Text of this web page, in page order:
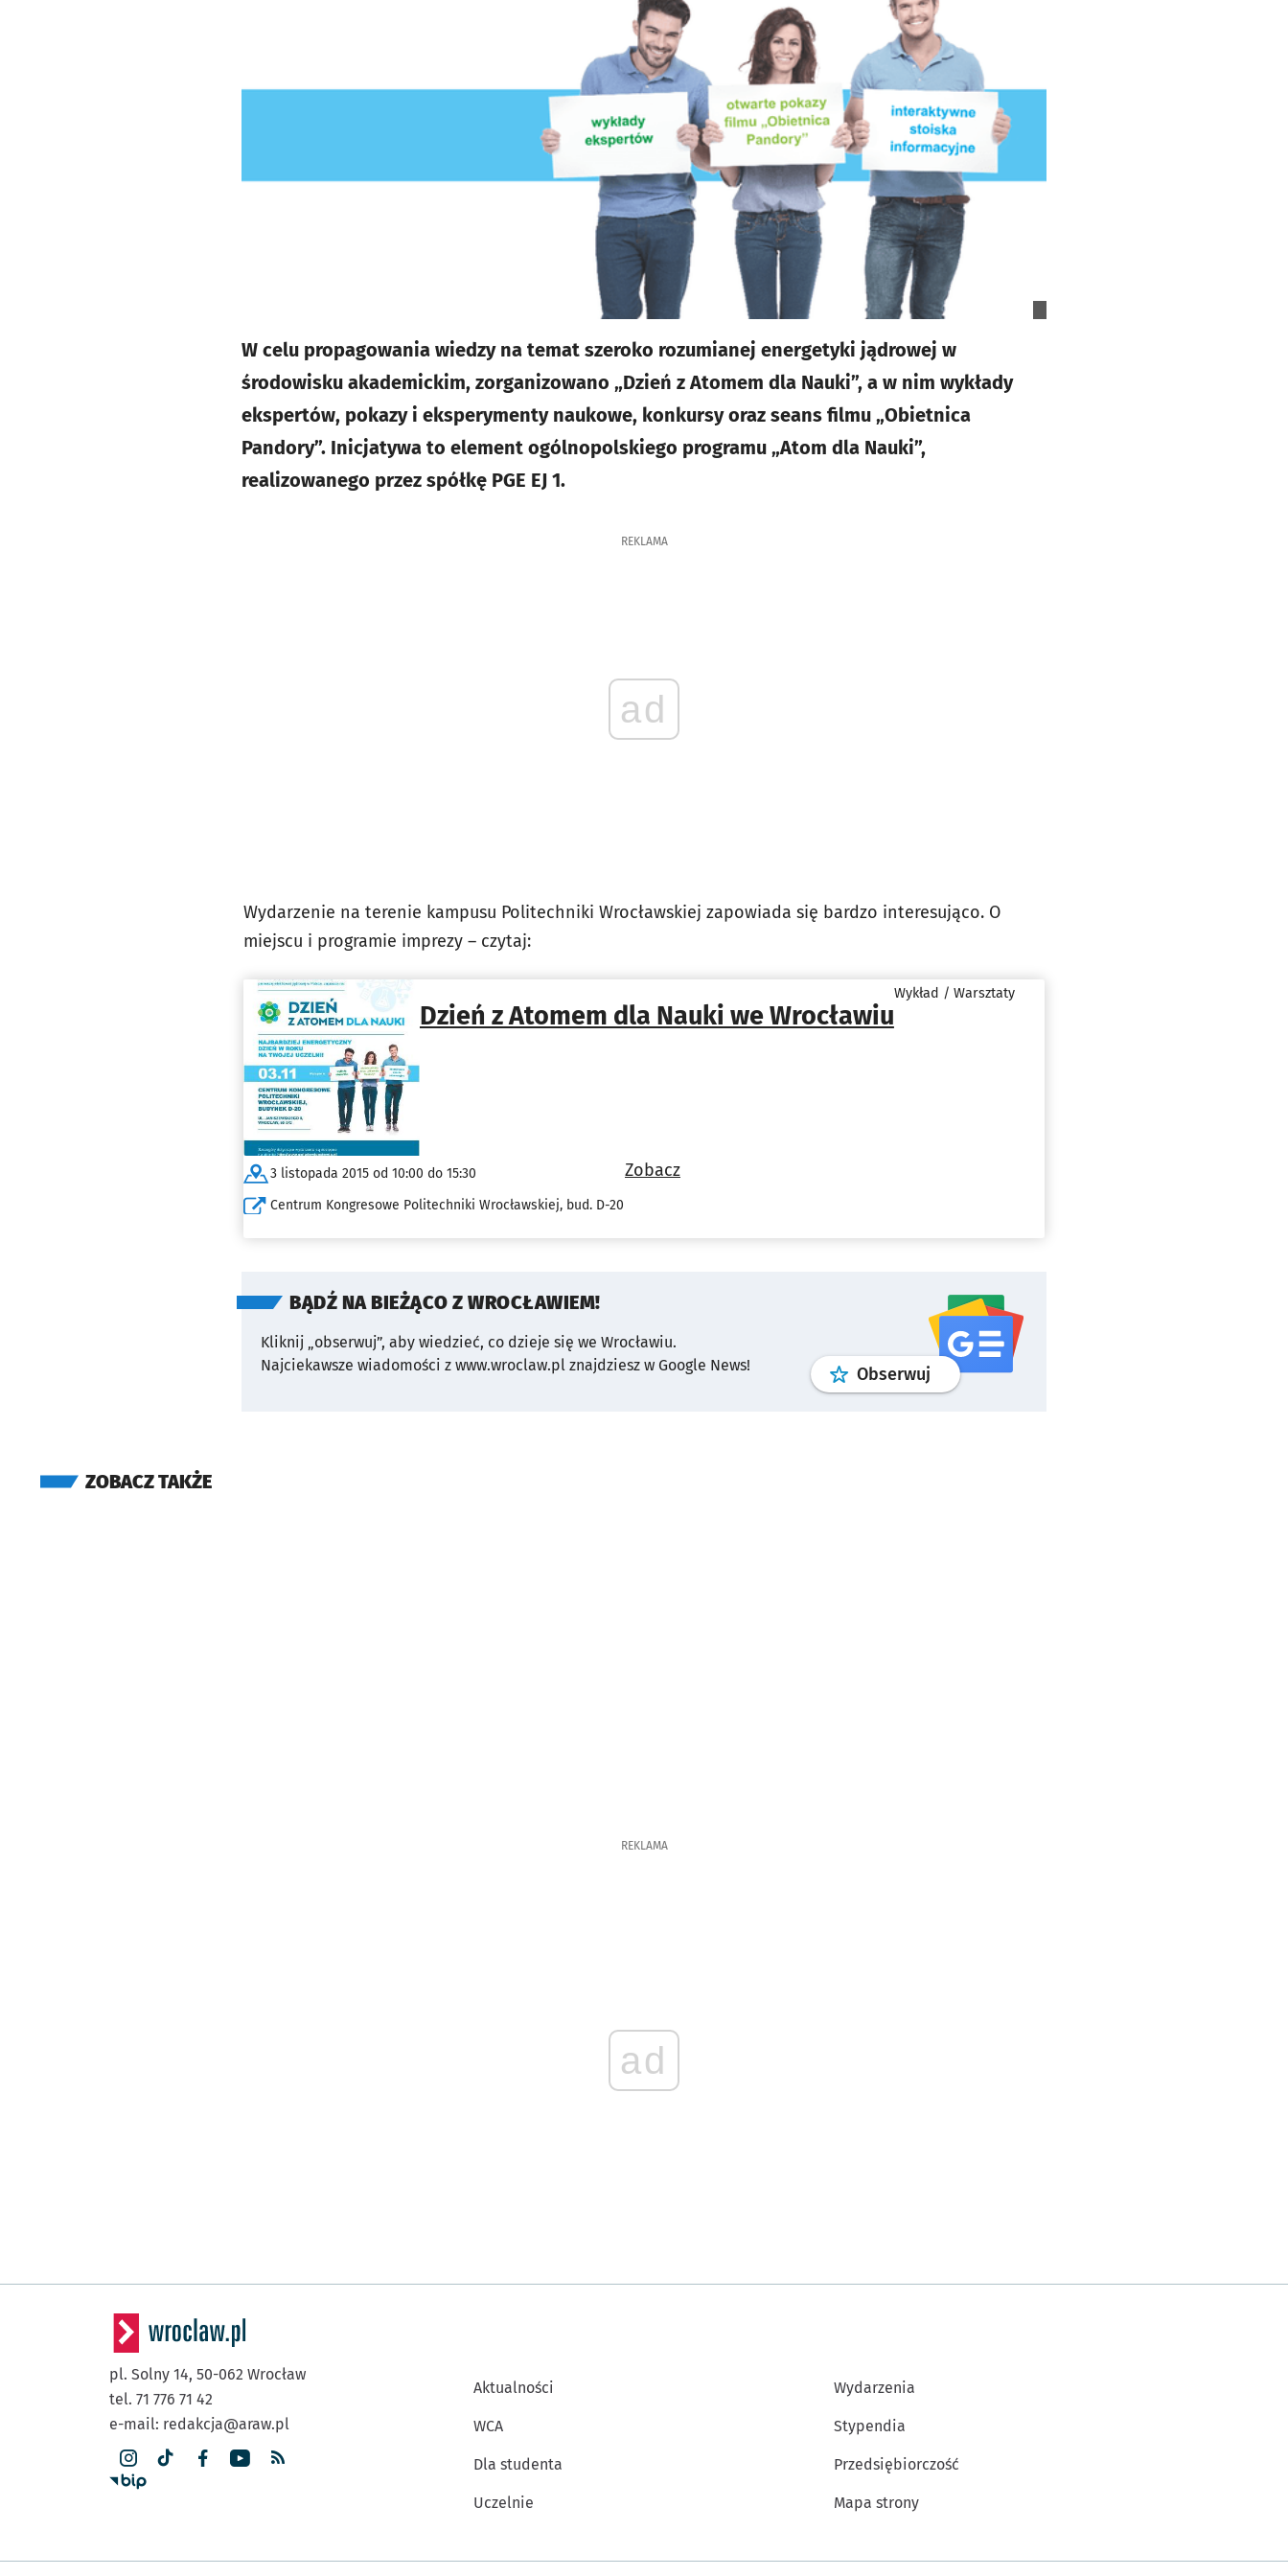
W celu propagowania wiedzy na temat szeroko rozumianej energetyki jądrowej w
środowisku akademickim, zorganizowano „Dzień z Atomem dla Nauki”, a w nim wykłady
ekspertów, pokazy i eksperymenty naukowe, konkursy oraz seans filmu „Obietnica
Pandory”. Inicjatywa to element ogólnopolskiego programu „Atom dla Nauki”,
realizowanego przez spółkę PGE EJ 1.
REKLAMA
ad
Wydarzenie na terenie kampusu Politechniki Wrocławskiej zapowiada się bardzo interesująco. O
miejscu i programie imprezy – czytaj:
Dzień z Atomem dla Nauki we Wrocławiu
Wykład / Warsztaty
3 listopada 2015 od 10:00 do 15:30
Centrum Kongresowe Politechniki Wrocławskiej, bud. D-20
Zobacz
BĄDŹ NA BIEŻĄCO Z WROCŁAWIEM!
Kliknij „obserwuj”, aby wiedzieć, co dzieje się we Wrocławiu.
Najciekawsze wiadomości z www.wroclaw.pl znajdziesz w Google News!
Obserwuj profilgoogle news
ZOBACZ TAKŻE
REKLAMA
ad
pl. Solny 14, 50-062 Wrocław
tel. 71 776 71 42
e-mail: redakcja@araw.pl
Aktualności
WCA
Dla studenta
Uczelnie
Wydarzenia
Stypendia
Przedsiębiorczość
Mapa strony